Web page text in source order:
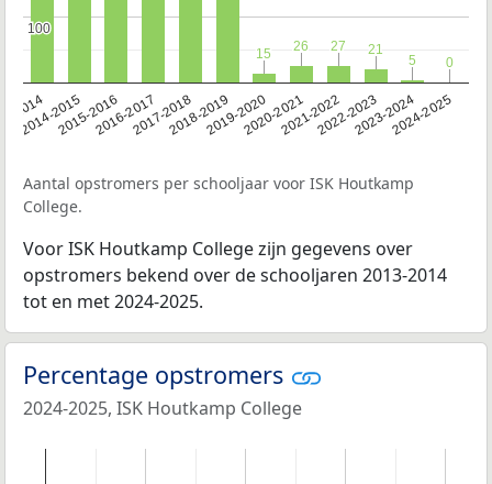
2014
2014-20152015-20162016-20172017-20182018-20192019-20202020-20212021-20222022-20232023-20242024-2025
100
100
15
15 26
26 27
27 21
21
5
5 0
0
Aantal opstromers per schooljaar voor ISK Houtkamp
College.
Voor ISK Houtkamp College zijn gegevens over
opstromers bekend over de schooljaren 2013-2014
tot en met 2024-2025.
Percentage opstromers
2024-2025, ISK Houtkamp College